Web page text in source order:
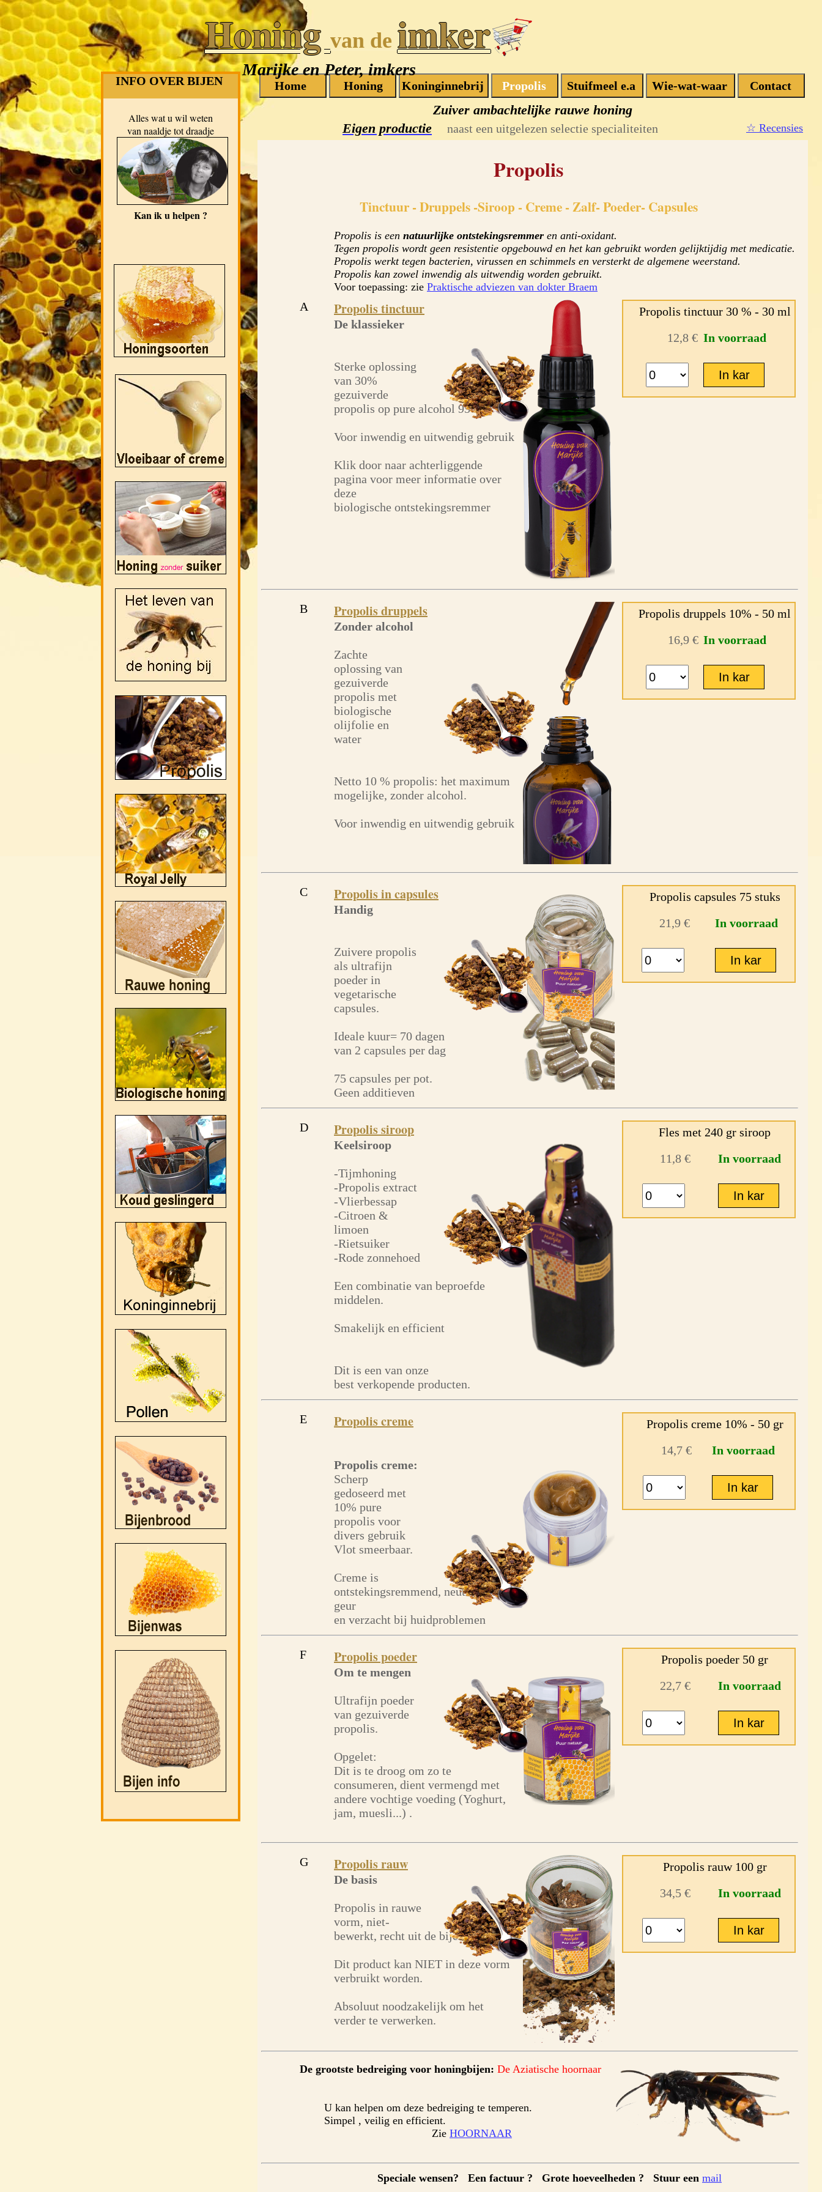
Honing van de imker
Marijke en Peter, imkers
INFO OVER BIJEN
Alles wat u wil weten
van naaldje tot draadje
Kan ik u helpen ?
Zuiver ambachtelijke rauwe honing
Eigen productie
naast een uitgelezen selectie specialiteiten ☆ Recensies
Propolis
Tinctuur - Druppels -Siroop - Creme - Zalf- Poeder- Capsules
Propolis is een natuurlijke ontstekingsremmer en anti-oxidant.
Tegen propolis wordt geen resistentie opgebouwd en het kan gebruikt worden gelijktijdig met medicatie.
Propolis werkt tegen bacterien, virussen en schimmels en versterkt de algemene weerstand.
Propolis kan zowel inwendig als uitwendig worden gebruikt.
Voor toepassing: zie Praktische adviezen van dokter Braem
A Propolis tinctuur
De klassieker
Sterke oplossing
van 30%
gezuiverde
propolis op pure alcohol 95%
Voor inwendig en uitwendig gebruik
Klik door naar achterliggende
pagina voor meer informatie over
deze
biologische ontstekingsremmer
Propolis tinctuur 30 % - 30 ml
12,8 € In voorraad
B Propolis druppels
Zonder alcohol
Zachte
oplossing van
gezuiverde
propolis met
biologische
olijfolie en
water
Netto 10 % propolis: het maximum
mogelijke, zonder alcohol.
Voor inwendig en uitwendig gebruik
Propolis druppels 10% - 50 ml
16,9 € In voorraad
C Propolis in capsules
Handig
Zuivere propolis
als ultrafijn
poeder in
vegetarische
capsules.
Ideale kuur= 70 dagen
van 2 capsules per dag
75 capsules per pot.
Geen additieven
Propolis capsules 75 stuks
21,9 €
In voorraad
D Propolis siroop
Keelsiroop
-Tijmhoning
-Propolis extract
-Vlierbessap
-Citroen &
limoen
-Rietsuiker
-Rode zonnehoed
Een combinatie van beproefde
middelen.
Smakelijk en efficient
Dit is een van onze
best verkopende producten.
Fles met 240 gr siroop
11,8 €
In voorraad
E Propolis creme
Propolis creme:
Scherp
gedoseerd met
10% pure
propolis voor
divers gebruik
Vlot smeerbaar.
Creme is
ontstekingsremmend, neutraliseert
geur
en verzacht bij huidproblemen
Propolis creme 10% - 50 gr
14,7 €
In voorraad
F Propolis poeder
Om te mengen
Ultrafijn poeder
van gezuiverde
propolis.
Opgelet:
Dit is te droog om zo te
consumeren, dient vermengd met
andere vochtige voeding (Yoghurt,
jam, muesli...) .
Propolis poeder 50 gr
22,7 €
In voorraad
G Propolis rauw
De basis
Propolis in rauwe
vorm, niet-
bewerkt, recht uit de bijenkast
Dit product kan NIET in deze vorm
verbruikt worden.
Absoluut noodzakelijk om het
verder te verwerken.
Propolis rauw 100 gr
34,5 €
In voorraad
De grootste bedreiging voor honingbijen: De Aziatische hoornaar
U kan helpen om deze bedreiging te temperen.
Simpel , veilig en efficient.
Zie HOORNAAR
Speciale wensen? Een factuur ? Grote hoeveelheden ? Stuur een mail